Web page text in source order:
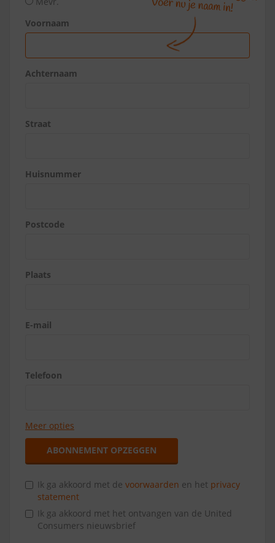
Voornaam
Achternaam
Straat
Huisnummer
Postcode
Plaats
E-mail
Telefoon
Meer opties
ABONNEMENT OPZEGGEN
Ik ga akkoord met de voorwaarden en het privacy
statement
Ik ga akkoord met het ontvangen van de United
Consumers nieuwsbrief